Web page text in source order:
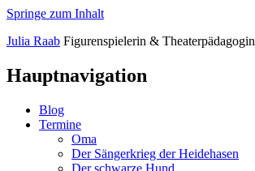
Springe zum Inhalt
Julia Raab Figurenspielerin & Theaterpädagogin
Hauptnavigation
Blog
Termine
Oma
Der Sängerkrieg der Heidehasen
Der schwarze Hund